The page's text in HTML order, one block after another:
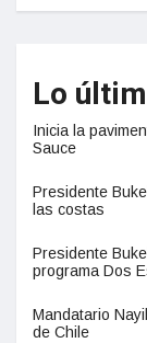
Lo
Inicia la
Sauce
Presidente
las costas
Presidente
programa Dos
Mandatario
de Chile